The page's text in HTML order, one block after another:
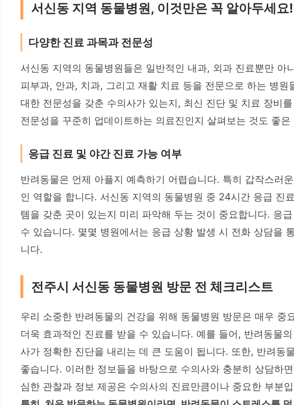
서신동 지역 동물병원, 이것만은 꼭 알아두세요!
다양한 진료 과목과 전문성
서신동 지역의 동물병원들은 일반적인 내과, 외과 진료뿐만
피부과, 안과, 치과, 그리고 재활 치료 등을 전문으로 하는 병
대한 전문성을 갖춘 수의사가 있는지, 최신 진단 및 치료 장비
전문성을 꾸준히 업데이트하는 의료진인지 살펴보는 것도 좋
응급 진료 및 야간 진료 가능 여부
반려동물은 언제 아플지 예측하기 어렵습니다. 특히 갑작스러
인 역할을 합니다. 서신동 지역의 동물병원 중 24시간 응급 진
템을 갖춘 곳이 있는지 미리 파악해 두는 것이 중요합니다. 응
수 있습니다. 몇몇 병원에서는 응급 상황 발생 시 전화 상담을
니다.
전주시 서신동 동물병원 방문 전 체크리스트
우리 소중한 반려동물의 건강을 위해 동물병원 방문은 매우 중
더욱 효과적인 진료를 받을 수 있습니다. 예를 들어, 반려동물
사가 정확한 진단을 내리는 데 큰 도움이 됩니다. 또한, 반려동
좋습니다. 이러한 정보들을 바탕으로 수의사와 충분히 상담하
심한 관찰과 정보 제공은 수의사의 진료만큼이나 중요한 부분